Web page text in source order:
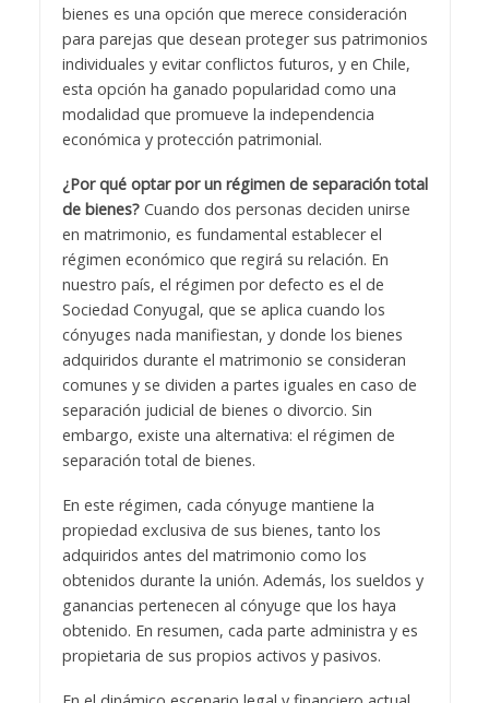
bienes es una opción que merece consideración
para parejas que desean proteger sus patrimonios
individuales y evitar conflictos futuros, y en Chile,
esta opción ha ganado popularidad como una
modalidad que promueve la independencia
económica y protección patrimonial.
¿Por qué optar por un régimen de separación total
de bienes? Cuando dos personas deciden unirse
en matrimonio, es fundamental establecer el
régimen económico que regirá su relación. En
nuestro país, el régimen por defecto es el de
Sociedad Conyugal, que se aplica cuando los
cónyuges nada manifiestan, y donde los bienes
adquiridos durante el matrimonio se consideran
comunes y se dividen a partes iguales en caso de
separación judicial de bienes o divorcio. Sin
embargo, existe una alternativa: el régimen de
separación total de bienes.
En este régimen, cada cónyuge mantiene la
propiedad exclusiva de sus bienes, tanto los
adquiridos antes del matrimonio como los
obtenidos durante la unión. Además, los sueldos y
ganancias pertenecen al cónyuge que los haya
obtenido. En resumen, cada parte administra y es
propietaria de sus propios activos y pasivos.